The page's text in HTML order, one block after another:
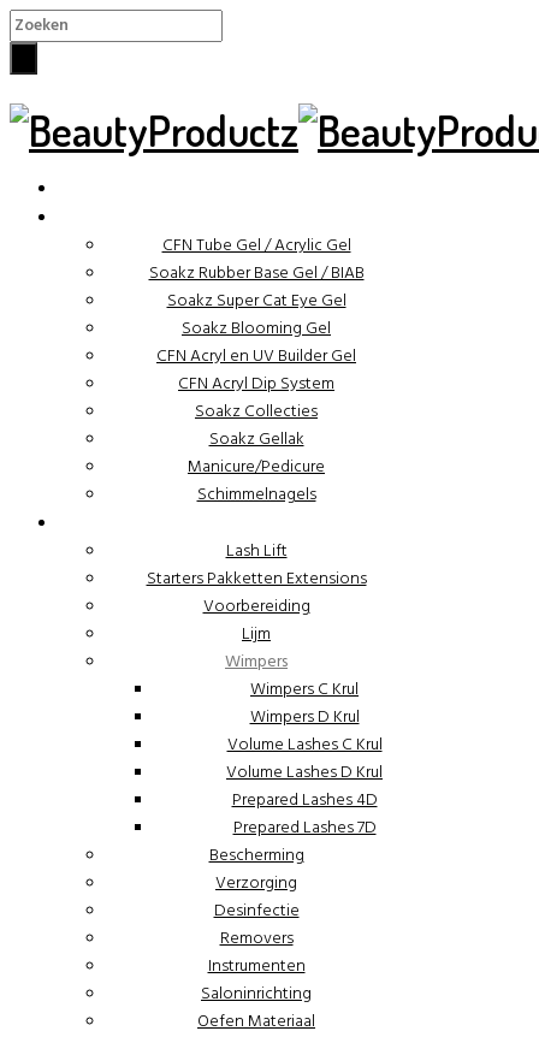
CFN Tube Gel / Acrylic Gel
Soakz Rubber Base Gel / BIAB
Soakz Super Cat Eye Gel
Soakz Blooming Gel
CFN Acryl en UV Builder Gel
CFN Acryl Dip System
Soakz Collecties
Soakz Gellak
Manicure/Pedicure
Schimmelnagels
Lash Lift
Starters Pakketten Extensions
Voorbereiding
Lijm
Wimpers
Wimpers C Krul
Wimpers D Krul
Volume Lashes C Krul
Volume Lashes D Krul
Prepared Lashes 4D
Prepared Lashes 7D
Bescherming
Verzorging
Desinfectie
Removers
Instrumenten
Saloninrichting
Oefen Materiaal